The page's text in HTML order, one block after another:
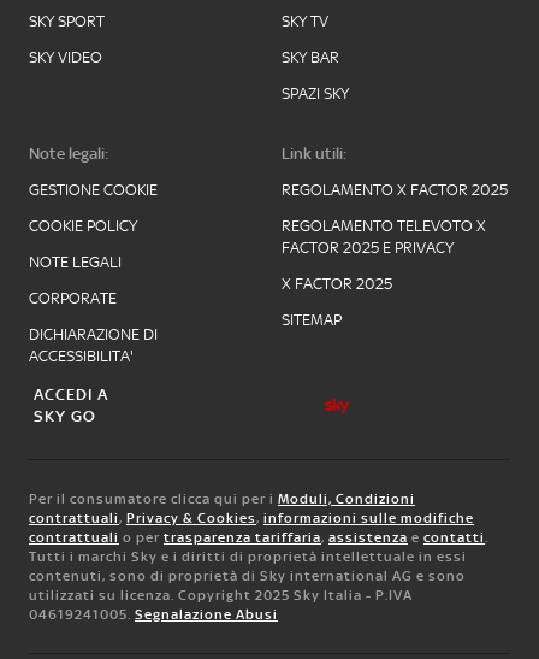
SKY SPORT
SKY VIDEO
SKY TV
SKY BAR
SPAZI SKY
Note legali:
GESTIONE COOKIE
COOKIE POLICY
NOTE LEGALI
CORPORATE
DICHIARAZIONE DI
ACCESSIBILITA'
Link utili:
REGOLAMENTO X FACTOR 2025
REGOLAMENTO TELEVOTO X
FACTOR 2025 E PRIVACY
X FACTOR 2025
SITEMAP
ACCEDI A
SKY GO
Per il consumatore clicca qui per i Moduli, Condizioni
contrattuali, Privacy & Cookies, informazioni sulle modifiche
contrattuali o per trasparenza tariffaria, assistenza e contatti.
Tutti i marchi Sky e i diritti di proprietà intellettuale in essi
contenuti, sono di proprietà di Sky international AG e sono
utilizzati su licenza. Copyright 2025 Sky Italia - P.IVA
04619241005. Segnalazione Abusi